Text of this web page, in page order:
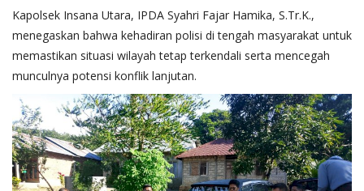
Kapolsek Insana Utara, IPDA Syahri Fajar Hamika, S.Tr.K.,
menegaskan bahwa kehadiran polisi di tengah masyarakat untuk
memastikan situasi wilayah tetap terkendali serta mencegah
munculnya potensi konflik lanjutan.